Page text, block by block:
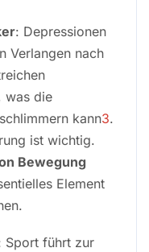
: Depressionen
Verlangen nach
was die
kann3.
ist wichtig.
Bewegung
Element
Sport führt zur